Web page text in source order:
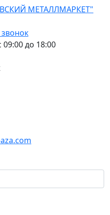
09:00 до 18:00